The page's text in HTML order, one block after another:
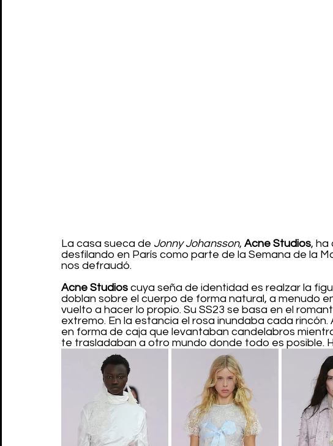
La casa sueca de Jonny Johansson, Acne Studios, ha
desfilando en París como parte de la Semana de la
nos defraudó.
Acne Studios cuya seña de identidad es realzar la
doblan sobre el cuerpo de forma natural, a menudo
vuelto a hacer lo propio. Su SS23 se basa en el
extremo. En la estancia el rosa inundaba cada
en forma de caja que levantaban candelabros
te trasladaban a otro mundo donde todo es posible.